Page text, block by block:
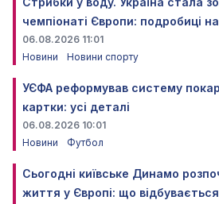
чемпіонаті Європи: подробиці
06.08.2026 11:01
Новини
Новини спорту
УЄФА реформував систему
картки: усі деталі
06.08.2026 10:01
Новини
Футбол
Сьогодні київське Динамо
життя у Європі: що відбувається